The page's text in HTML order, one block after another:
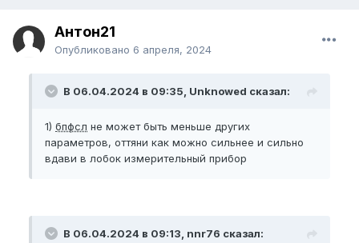
Антон21
Опубликовано 6 апреля, 2024
В 06.04.2024 в 09:35, Unknowed сказал:
1) бпфсл не может быть меньше других
параметров, оттяни как можно сильнее и сильно
вдави в лобок измерительный прибор
В 06.04.2024 в 09:13, nnr76 сказал: